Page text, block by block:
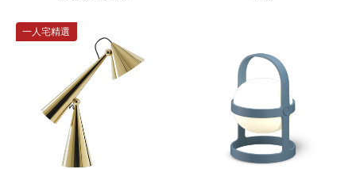
一人宅精選